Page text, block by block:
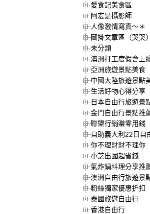
愛食記美食區
阿宏是攝影師
人像激情寫真～＊
圖掛文章區（哭哭）
未分類
澳洲打工度假會上
亞洲旅遊景點美食
中國大陸旅遊景點
生活好物心得分享
日本自由行旅遊景
金門自由行景點推
聯盟行銷賺零用錢
自助義大利22日自
你不理財財不理你
小芝出國超省錢
氣炸鍋料理分享推
澳洲自由行旅遊景
粉絲獨家優惠折扣
泰國旅遊自由行
香港自由行